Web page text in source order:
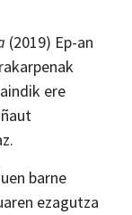
(2019) Ep-an
ere
barne
ezagutza